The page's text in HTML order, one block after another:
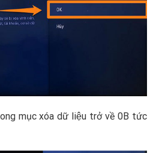
mục xóa dữ liệu trở về 0B tức